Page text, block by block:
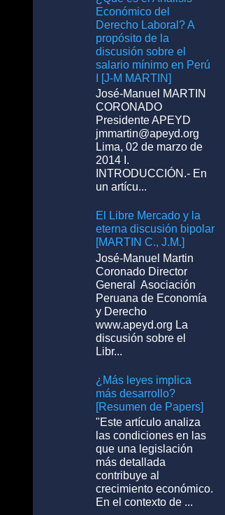
Económico del
Derecho Laboral? A
propósito de la
discusión sobre el
salario mínimo en Perú
I [J-M MARTIN]
José-Manuel MARTIN
CORONADO
Presidente APEYD
jmmartin@apeyd.org
Lima, 02 de marzo de
2014 I.
INTRODUCCIÓN.- En
un artícu...
El Libre Mercado y la
eterna discusión bipolar
[MARTIN C., J.M.]
José-Manuel Martin
Coronado Director
General Asociación
Peruana de Economía
y Derecho
www.apeyd.org La
discusión sobre el
Libr...
¿Más leyes implica
más desarrollo?
[Resumen de Papers]
"Este artículo analiza
las condiciones en las
que una legislación
más detallada
contribuye al
crecimiento económico.
En el contexto de ...